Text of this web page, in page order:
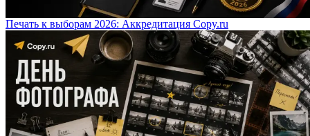
Печать к выборам 2026: Аккредитация Copy.ru